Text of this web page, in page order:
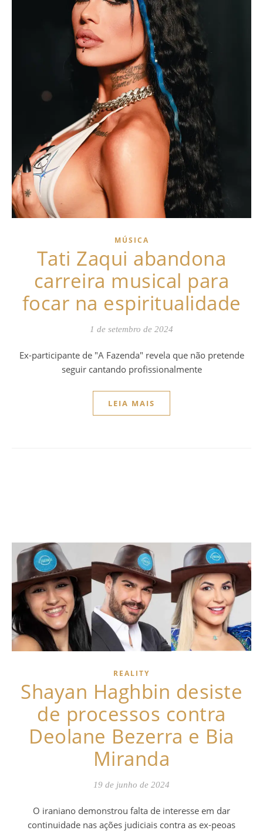
MÚSICA
Tati Zaqui abandona
carreira musical para
focar na espiritualidade
1 de setembro de 2024
Ex-participante de "A Fazenda" revela que não pretende
seguir cantando profissionalmente
LEIA MAIS
REALITY
Shayan Haghbin desiste
de processos contra
Deolane Bezerra e Bia
Miranda
19 de junho de 2024
O iraniano demonstrou falta de interesse em dar
continuidade nas ações judiciais contra as ex-peoas